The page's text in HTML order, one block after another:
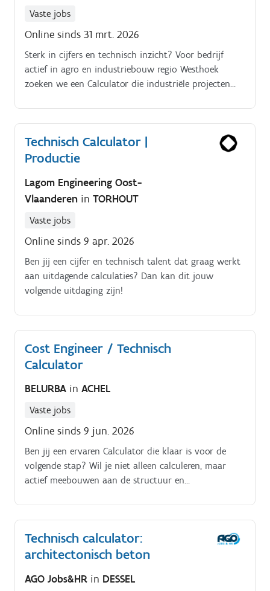
brede variatie aan industriële projecten Jouw taken
meetstaten Uitwerken van klantgerichte technische
oplossingen Opmaken van kostprijsberekeningen en
offertes Aanvragen en vergelijken van prijzen bij
leveranciers Technische tekeningen interpreteren
Overleg met projectmanagers en zaakvoerders. Op
termijn: Contact met klanten Werfbezoeken Mee
uitwerken van technische oplossingen op locatie
Vaste jobs
Online sinds 31 mrt. 2026
Sterk in cijfers en technisch inzicht? Voor bedrijf
actief in agro en industriebouw regio Westhoek
zoeken we een Calculator die industriële projecten
Technisch Calculator |
Productie
Lagom Engineering Oost-
Vlaanderen in TORHOUT
Vaste jobs
Online sinds 9 apr. 2026
Ben jij een cijfer en technisch talent dat graag werkt
aan uitdagende calculaties? Dan kan dit jouw
volgende uitdaging zijn!
Cost Engineer / Technisch
Calculator
BELURBA in ACHEL
Vaste jobs
Online sinds 9 jun. 2026
Ben jij een ervaren Calculator die klaar is voor de
volgende stap? Wil je niet alleen calculeren, maar
actief meebouwen aan de structuur en
Technisch calculator:
architectonisch beton
AGO Jobs&HR in DESSEL